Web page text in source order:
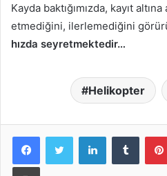
Kayda baktığımızda, kayıt
etmediğini, ilerlemediğini
hızda seyretmektedir…
Helikopter
LinkedInTumblr
Yazdır